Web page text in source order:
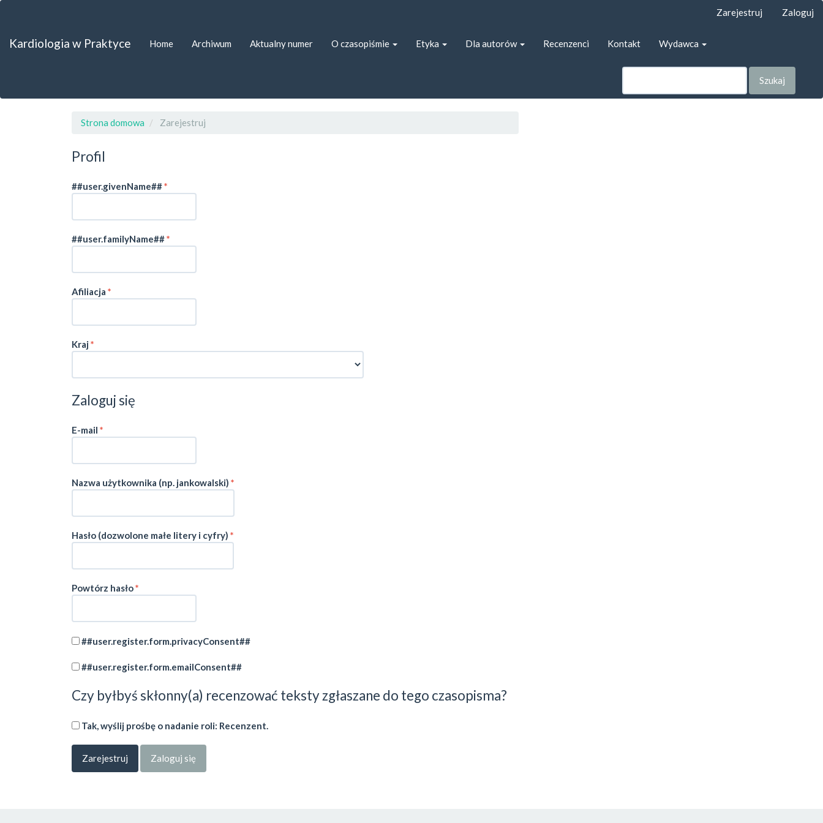
##plugins.themes.bootstrap3.accessible_menu.label##
##plugins.themes.bootstrap3.accessible_menu.sidebar##
Zarejestruj Zaloguj
Kardiologia w Praktyce Home Archiwum Aktualny numer O czasopiśmie Etyka Dla autorów Recenzenci Kontakt Wydawca
Szukaj
Strona domowa Zarejestruj
Profil
##user.givenName##*
##user.familyName##*
Afiliacja *
Kraj*
Zaloguj się
E-mail *
Nazwa użytkownika (np. jankowalski) *
Wymagane
Hasło (dozwolone małe litery i cyfry) *
Wymagane
Powtórz hasło*
##user.register.form.privacyConsent##
##user.register.form.emailConsent##
Czy byłbyś skłonny(a) recenzować teksty zgłaszane do tego czasopisma?
Tak, wyślij prośbę o nadanie roli: Recenzent.
Zarejestruj Zaloguj się